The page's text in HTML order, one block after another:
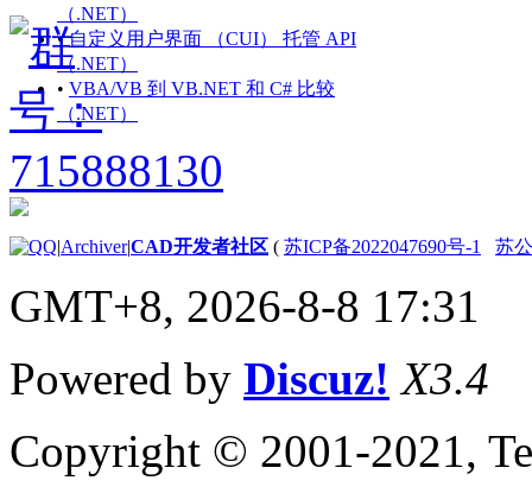
项目 （.NET）
编辑现有项目或解决方案
（.NET）
向项目添加新项
将现有项导入项目
（.NET）
（.NET）
Studio （.NET） 的选
（.NET）
使用代码窗口
使用 Windows 窗
（.NET）
•自定义用户界面 （CUI） 托管 API
（.NET）
• VBA/VB 到 VB.NET 和 C# 比较
（.NET）
|Archiver|CAD开发者社区 ( 苏ICP备2022047690号-1 苏
GMT+8, 2026-8-8 17:31
Powered by Discuz! X3.4
Copyright © 2001-2021,